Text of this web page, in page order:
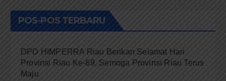
POS-POS TERBARU
DPD HIMPERRA Riau Berikan Selamat Hari
Provinsi Riau Ke-69, Semoga Provinsi Riau Terus
Maju